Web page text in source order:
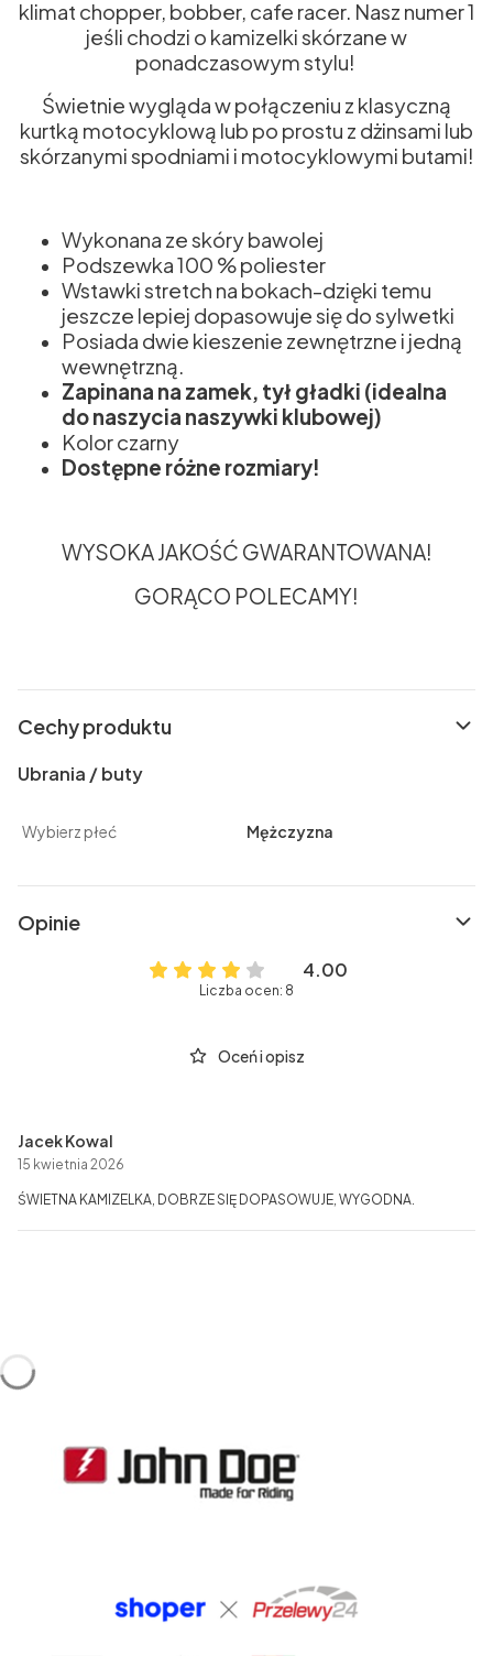
klimat chopper, bobber, cafe racer. Nasz numer 1
jeśli chodzi o kamizelki skórzane w
ponadczasowym stylu!
Świetnie wygląda w połączeniu z klasyczną
kurtką motocyklową lub po prostu z dżinsami lub
skórzanymi spodniami i motocyklowymi butami!
Wykonana ze skóry bawolej
Podszewka 100 % poliester
Wstawki stretch na bokach-dzięki temu
jeszcze lepiej dopasowuje się do sylwetki
Posiada dwie kieszenie zewnętrzne i jedną
wewnętrzną.
Zapinana na zamek, tył gładki (idealna
do naszycia naszywki klubowej)
Kolor czarny
Dostępne różne rozmiary!
WYSOKA JAKOŚĆ GWARANTOWANA!
GORĄCO POLECAMY!
Cechy produktu
Ubrania / buty
Wybierz płeć Mężczyzna
Opinie
4.00
Liczba ocen: 8
Oceń i opisz
Jacek Kowal
15 kwietnia 2026
ŚWIETNA KAMIZELKA, DOBRZE SIĘ DOPASOWUJE, WYGODNA.